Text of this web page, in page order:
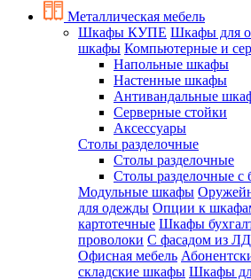
Металлическая мебель
Шкафы КУПЕ Шкафы для
шкафы Компьютерные и
Напольные шкафы
Настенные шкафы
Антивандальные
Серверные стойки
Аксессуары
Столы разделочные
Столы разделочные
Столы разделочные с
Модульные шкафы
для одежды Опции к
картотечные Шкафы
проволоки С фасадом из
Офисная мебель
складские шкафы Шкафы